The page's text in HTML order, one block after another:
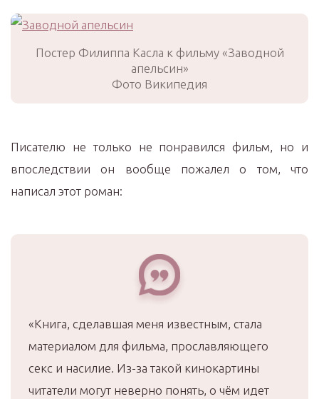
Постер Филиппа Касла к фильму «Заводной
апельсин»
Фото Википедия
Писателю не только не понравился фильм, но и
впоследствии он вообще пожалел о том, что
написал этот роман:
«Книга, сделавшая меня известным, стала
материалом для фильма, прославляющего
секс и насилие. Из-за такой кинокартины
читатели могут неверно понять, о чём идет